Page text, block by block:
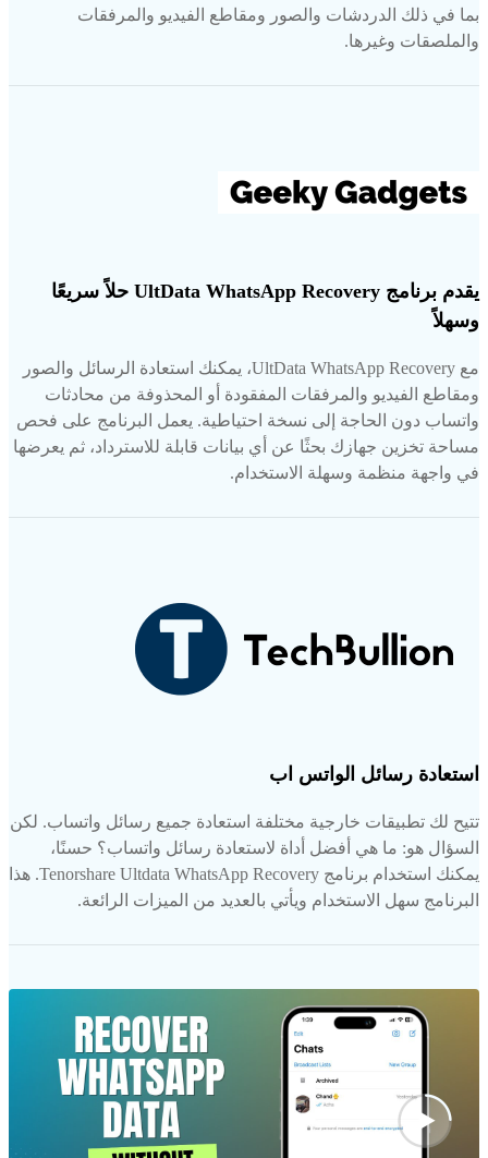
بما في ذلك الدردشات والصور ومقاطع الفيديو والمرفقات
والملصقات وغيرها.
يقدم برنامج UltData WhatsApp Recovery حلاً سريعًا
وسهلاً
مع UltData WhatsApp Recovery، يمكنك استعادة الرسائل والصور
ومقاطع الفيديو والمرفقات المفقودة أو المحذوفة من محادثات
واتساب دون الحاجة إلى نسخة احتياطية. يعمل البرنامج على فحص
مساحة تخزين جهازك بحثًا عن أي بيانات قابلة للاسترداد، ثم يعرضها
في واجهة منظمة وسهلة الاستخدام.
استعادة رسائل الواتس اب
تتيح لك تطبيقات خارجية مختلفة استعادة جميع رسائل واتساب. لكن
السؤال هو: ما هي أفضل أداة لاستعادة رسائل واتساب؟ حسنًا،
يمكنك استخدام برنامج Tenorshare Ultdata WhatsApp Recovery. هذا
البرنامج سهل الاستخدام ويأتي بالعديد من الميزات الرائعة.